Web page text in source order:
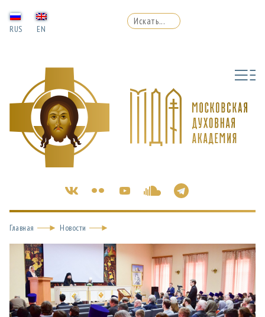
RUS EN
Главная Новости